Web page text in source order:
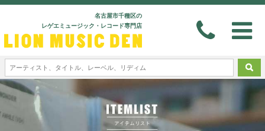
名古屋市千種区の
レゲエミュージック・レコード専門店